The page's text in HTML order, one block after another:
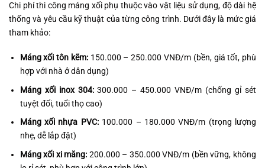
Chi phí thi công máng xối phụ thuộc vào vật liệu sử dụng, độ dài hệ
thống và yêu cầu kỹ thuật của từng công trình. Dưới đây là mức giá
tham khảo:
Máng xối tôn kẽm:150.000 – 250.000 VNĐ/m (bền, giá tốt, phù
hợp với nhà ở dân dụng)
Máng xối inox 304:300.000 – 450.000 VNĐ/m (chống gỉ sét
tuyệt đối, tuổi thọ cao)
Máng xối nhựa PVC:100.000 – 180.000 VNĐ/m (trọng lượng
nhẹ, dễ lắp đặt)
Máng xối xi măng: 200.000 – 350.000 VNĐ/m (bền vững, không